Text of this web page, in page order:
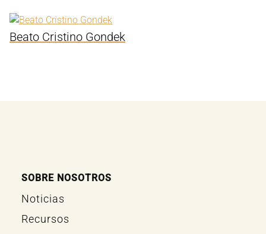
Beato Cristino Gondek
SOBRE NOSOTROS
Noticias
Recursos